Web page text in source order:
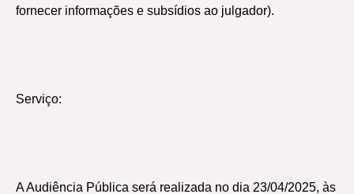
fornecer informações e subsídios ao julgador).
Serviço:
A Audiência Pública será realizada no dia 23/04/2025, às